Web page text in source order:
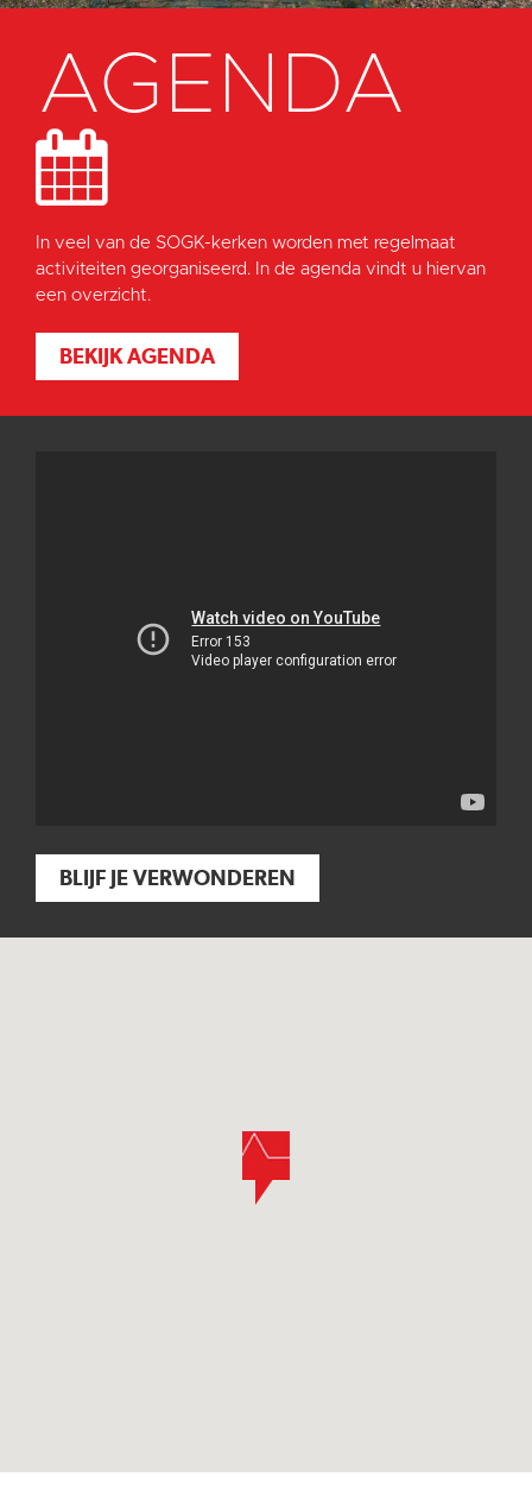
AGENDA
In veel van de SOGK-kerken worden met regelmaat
activiteiten georganiseerd. In de agenda vindt u hiervan
een overzicht.
BEKIJK AGENDA
BLIJF JE VERWONDEREN